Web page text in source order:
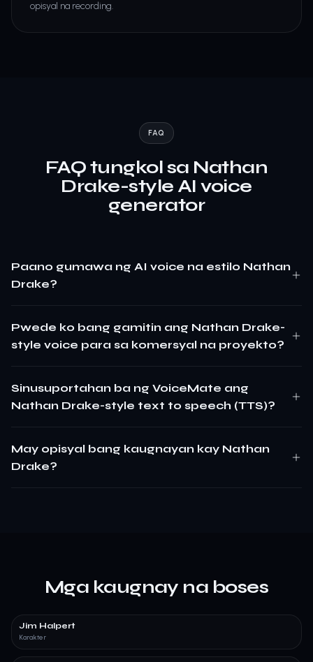
opisyal na recording.
FAQ
FAQ tungkol sa Nathan
Drake-style AI voice
generator
Paano gumawa ng AI voice na estilo Nathan
Drake?
Pwede ko bang gamitin ang Nathan Drake-
style voice para sa komersyal na proyekto?
Sinusuportahan ba ng VoiceMate ang
Nathan Drake-style text to speech (TTS)?
May opisyal bang kaugnayan kay Nathan
Drake?
Mga kaugnay na boses
Jim Halpert
Karakter